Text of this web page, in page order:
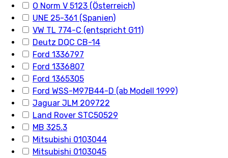
O Norm V 5123 (Österreich)
UNE 25-361 (Spanien)
VW TL 774-C (entspricht G11)
Deutz DQC CB-14
Ford 1336797
Ford 1336807
Ford 1365305
Ford WSS-M97B44-D (ab Modell 1999)
Jaguar JLM 209722
Land Rover STC50529
MB 325.3
Mitsubishi 0103044
Mitsubishi 0103045